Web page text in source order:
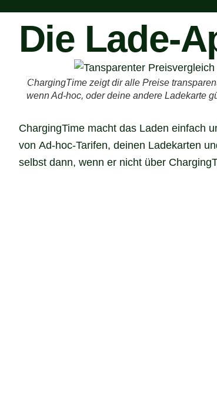
Die Lade-
ChargingTime zeigt dir alle Preise
wenn Ad-hoc, oder deine andere Ladekarte
ChargingTime macht das Laden einfach
von Ad-hoc-Tarifen, deinen Ladekarten
selbst dann, wenn er nicht über